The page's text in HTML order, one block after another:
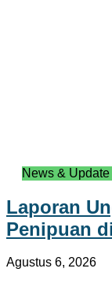
News & Update
Laporan
Penipuan
Agustus 6, 2026